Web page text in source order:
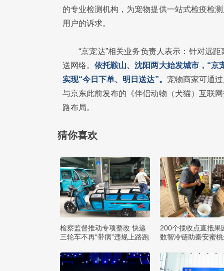
的专业检测机构，为宠物提供一站式检疫检
用户的诉求。
“京宠达”相关业务负责人表示：针对远
送网络。依托鞍山、沈阳两大始发城市，“京
实现“今日下单、明日送达”。 宠物商家可通
与京东此前发布的《伴侣动物（犬猫）互联
路布局。
猜你喜欢
检察监督推动专项整改 快递
三轮车不再“带病”违规上路跑
200个揽收点直抵果
数智冷链助秦安蜜